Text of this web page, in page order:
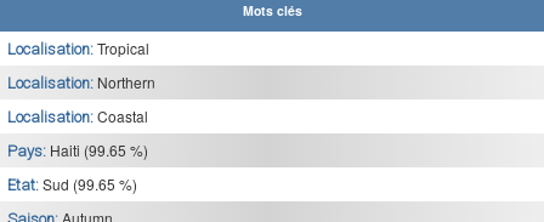
Mots clés
Localisation: Tropical
Localisation: Northern
Localisation: Coastal
Pays: Haiti (99.65 %)
Etat: Sud (99.65 %)
Autumn